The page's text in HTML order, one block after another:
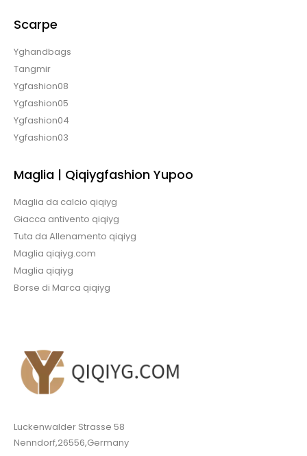
Scarpe
Yghandbags
Tangmir
Ygfashion08
Ygfashion05
Ygfashion04
Ygfashion03
Maglia | Qiqiygfashion Yupoo
Maglia da calcio qiqiyg
Giacca antivento qiqiyg
Tuta da Allenamento qiqiyg
Maglia qiqiyg.com
Maglia qiqiyg
Borse di Marca qiqiyg
Luckenwalder Strasse 58
Nenndorf,26556,Germany